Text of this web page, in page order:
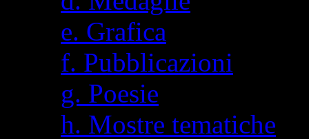
e. Grafica
f. Pubblicazioni
g. Poesie
h. Mostre tematiche